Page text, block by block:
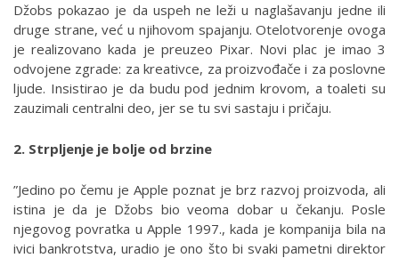
Džobs pokazao je da uspeh ne leži u naglašavanju jedne ili
druge strane, već u njihovom spajanju. Otelotvorenje ovoga
je realizovano kada je preuzeo Pixar. Novi plac je imao 3
odvojene zgrade: za kreativce, za proizvođače i za poslovne
ljude. Insistirao je da budu pod jednim krovom, a toaleti su
zauzimali centralni deo, jer se tu svi sastaju i pričaju.
2. Strpljenje je bolje od brzine
”Jedino po čemu je Apple poznat je brz razvoj proizvoda, ali
istina je da je Džobs bio veoma dobar u čekanju. Posle
njegovog povratka u Apple 1997., kada je kompanija bila na
ivici bankrotstva, uradio je ono što bi svaki pametni direktor